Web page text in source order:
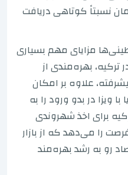
نسبتاً کوتاهی دریافت
مزایای مهم بسیاری
ترکیه، بهره‌مندی از
علاوه بر امکان
ویزا در بدو ورود را به
برای اخذ شهروندی
را می‌دهد که از بازار
رو به رشد بهره‌مند